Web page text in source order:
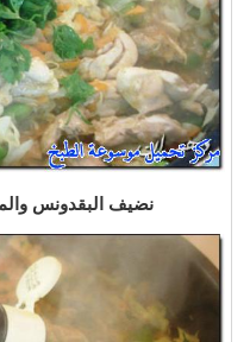
نضيف البقدونس